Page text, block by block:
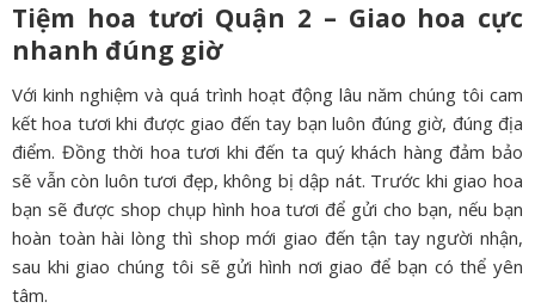
Tiệm hoa tươi Quận 2 – Giao hoa cực
nhanh đúng giờ
Với kinh nghiệm và quá trình hoạt động lâu năm chúng tôi cam
kết hoa tươi khi được giao đến tay bạn luôn đúng giờ, đúng địa
điểm. Đồng thời hoa tươi khi đến ta quý khách hàng đảm bảo
sẽ vẫn còn luôn tươi đẹp, không bị dập nát. Trước khi giao hoa
bạn sẽ được shop chụp hình hoa tươi để gửi cho bạn, nếu bạn
hoàn toàn hài lòng thì shop mới giao đến tận tay người nhận,
sau khi giao chúng tôi sẽ gửi hình nơi giao để bạn có thể yên
tâm.